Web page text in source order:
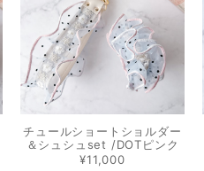
チュールショートショルダー
＆シュシュset /DOTピンク
¥11,000